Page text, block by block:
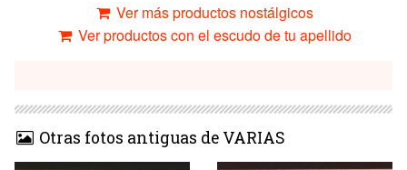
Ver más productos nostálgicos
Ver productos con el escudo de tu apellido
Otras fotos antiguas de VARIAS